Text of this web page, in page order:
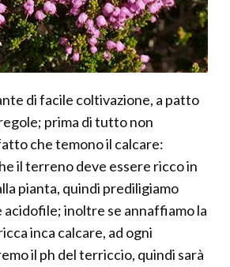
di facile coltivazione, a patto
prima di tutto non
che temono il calcare:
il terreno deve essere ricco in
pianta, quindi prediligiamo
inoltre se annaffiamo la
inca calcare, ad ogni
il ph del terriccio, quindi sarà